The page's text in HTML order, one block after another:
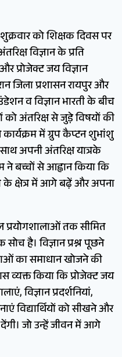
को शिक्षक दिवस पर
विज्ञान के प्रति
प्रोजेक्ट जय विज्ञान
जिला प्रशासन रायपुर और
व विज्ञान भारती के बीच
अंतरिक्ष से जुड़े विषयों की
कार्यक्रम में ग्रुप कैप्टन शुभांशु
अपनी अंतरिक्ष यात्रके
ने बच्चों से आह्वान किया कि
के क्षेत्र में आगे बढ़ें और अपना
प्रयोगशालाओं तक सीमित
है। विज्ञान प्रश्न पूछने
का समाधान खोजने की
व्यक्त किया कि प्रोजेक्ट जय
विज्ञान प्रदर्शनियां,
विद्यार्थियों को सीखने और
जो उन्हें जीवन में आगे